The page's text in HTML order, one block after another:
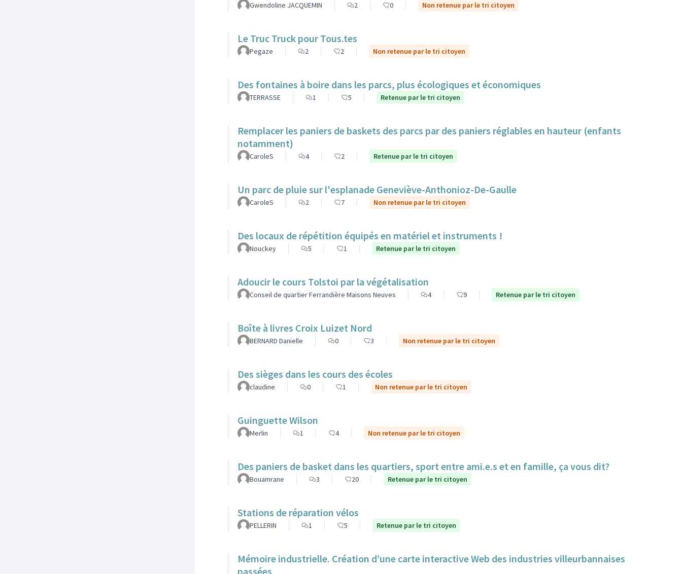
Gwendoline JACQUEMIN 2 0 Non retenue par le tri citoyen
Le Truc Truck pour Tous.tes
Pegaze 2 2 Non retenue par le tri citoyen
Des fontaines à boire dans les parcs, plus écologiques et économiques
TERRASSE 1 5 Retenue par le tri citoyen
Remplacer les paniers de baskets des parcs par des paniers réglables en hauteur (enfants
notamment)
CaroleS 4 2 Retenue par le tri citoyen
Un parc de pluie sur l'esplanade Geneviève-Anthonioz-De-Gaulle
CaroleS 2 7 Non retenue par le tri citoyen
Des locaux de répétition équipés en matériel et instruments !
Nouckey 5 1 Retenue par le tri citoyen
Adoucir le cours Tolstoi par la végétalisation
Conseil de quartier Ferrandière Maisons Neuves 4 9 Retenue par le tri citoyen
Boîte à livres Croix Luizet Nord
BERNARD Danielle 0 3 Non retenue par le tri citoyen
Des sièges dans les cours des écoles
claudine 0 1 Non retenue par le tri citoyen
Guinguette Wilson
Merlin 1 4 Non retenue par le tri citoyen
Des paniers de basket dans les quartiers, sport entre ami.e.s et en famille, ça vous dit?
Bouamrane 3 20 Retenue par le tri citoyen
Stations de réparation vélos
PELLERIN 1 5 Retenue par le tri citoyen
Mémoire industrielle. Création d’une carte interactive Web des industries villeurbannaises
passées